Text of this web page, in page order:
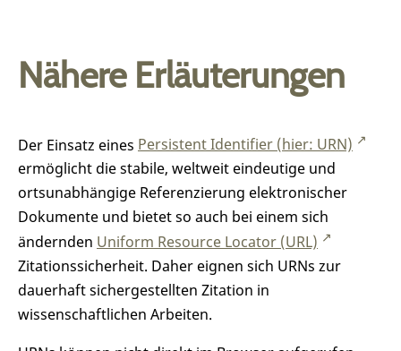
Nähere Erläuterungen
Der Einsatz eines Persistent Identifier (hier: URN)
ermöglicht die stabile, weltweit eindeutige und
ortsunabhängige Referenzierung elektronischer
Dokumente und bietet so auch bei einem sich
ändernden Uniform Resource Locator (URL)
Zitationssicherheit. Daher eignen sich URNs zur
dauerhaft sichergestellten Zitation in
wissenschaftlichen Arbeiten.